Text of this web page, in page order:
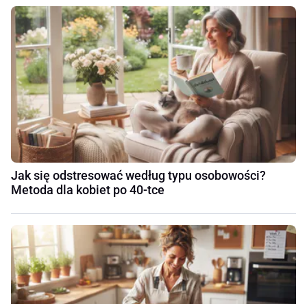
Jak się odstresować według typu osobowości?
Metoda dla kobiet po 40-tce